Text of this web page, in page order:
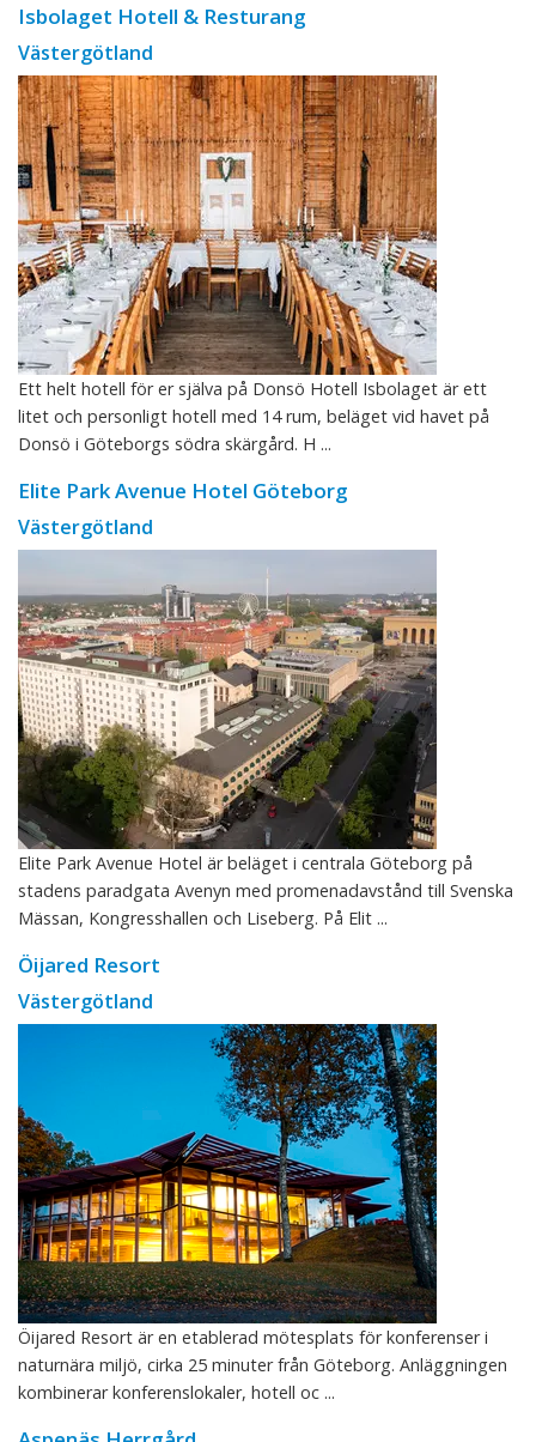
Isbolaget Hotell & Resturang
Västergötland
Ett helt hotell för er själva på Donsö Hotell Isbolaget är ett
litet och personligt hotell med 14 rum, beläget vid havet på
Donsö i Göteborgs södra skärgård. H ...
Elite Park Avenue Hotel Göteborg
Västergötland
Elite Park Avenue Hotel är beläget i centrala Göteborg på
stadens paradgata Avenyn med promenadavstånd till Svenska
Mässan, Kongresshallen och Liseberg. På Elit ...
Öijared Resort
Västergötland
Öijared Resort är en etablerad mötesplats för konferenser i
naturnära miljö, cirka 25 minuter från Göteborg. Anläggningen
kombinerar konferenslokaler, hotell oc ...